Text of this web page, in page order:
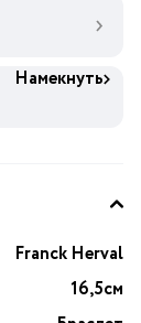
Намекнуть
Franck Herval
16,5см